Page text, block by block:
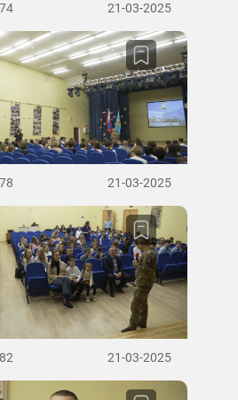
21-03-2025
21-03-2025
21-03-2025